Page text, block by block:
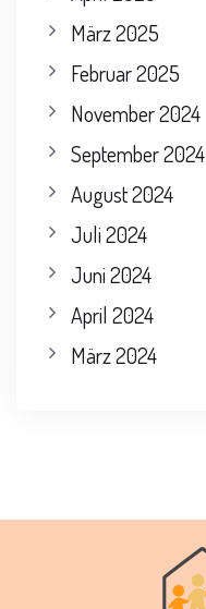
März 2025
Februar 2025
November 2024
September 2024
August 2024
Juli 2024
Juni 2024
April 2024
März 2024